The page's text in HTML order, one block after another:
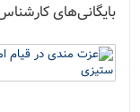
بایگانی‌های